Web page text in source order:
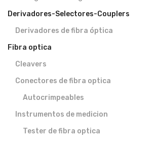
Derivadores-Selectores-Couplers
Derivadores de fibra óptica
Fibra optica
Cleavers
Conectores de fibra optica
Autocrimpeables
Instrumentos de medicion
Tester de fibra optica